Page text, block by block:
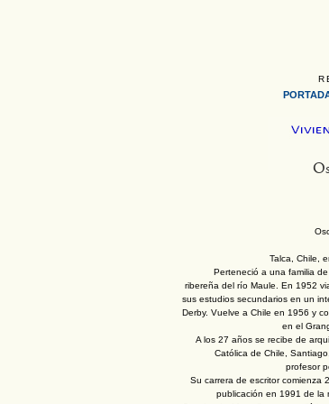
Talca, Chile,
Perteneció a una familia
ribereña del río Maule. En 1952
sus estudios secundarios en un
Derby. Vuelve a Chile en 1956 y
en el
A los 27 años se recibe de
Católica de Chile,
profesor
Su carrera de escritor comienza
publicación en 1991 de la